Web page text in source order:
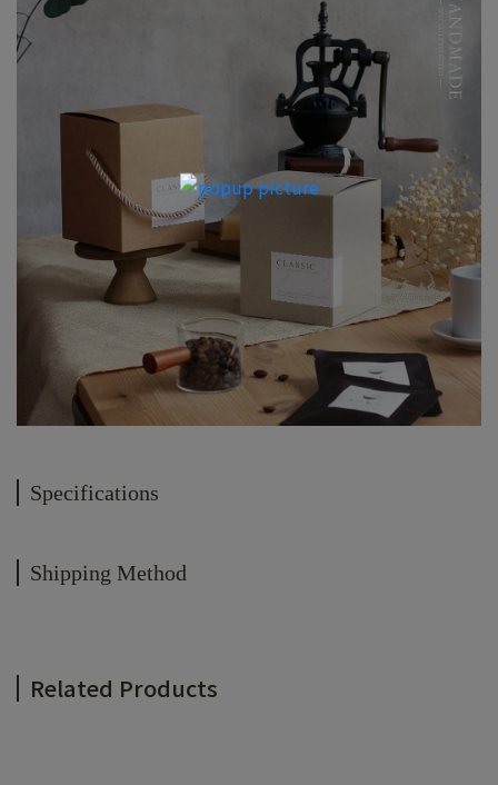
Specifications
Shipping Method
Related Products